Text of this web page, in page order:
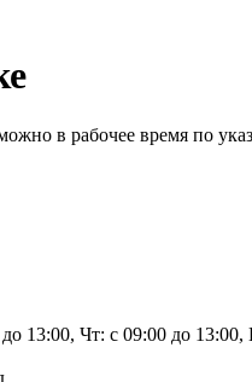
в рабочее время по
13:00, Чт: с 09:00 до